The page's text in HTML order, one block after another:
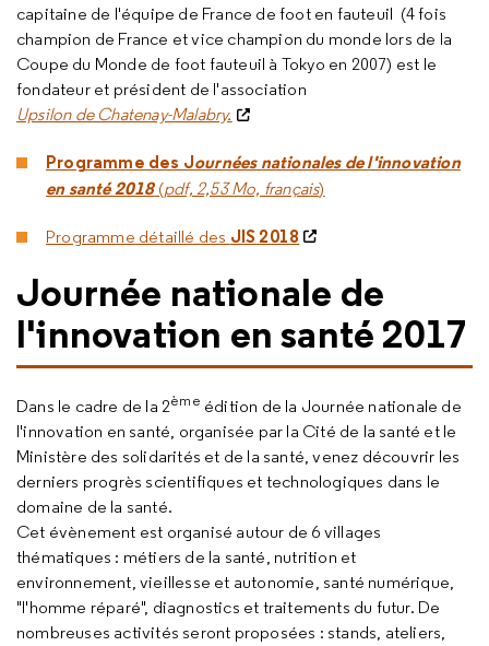
capitaine de l'équipe de France de foot en fauteuil (4 fois
champion de France et vice champion du monde lors de la
Coupe du Monde de foot fauteuil à Tokyo en 2007) est le
fondateur et président de l'association
Upsilon de Chatenay-Malabry.
Programme des Journées nationales de l'innovation
en santé 2018(pdf, 2,53 Mo, français)
Programme détaillé des JIS 2018
Journée nationale de
l'innovation en santé 2017
Dans le cadre de la 2ème édition de la Journée nationale de
l'innovation en santé, organisée par la Cité de la santé et le
Ministère des solidarités et de la santé, venez découvrir les
derniers progrès scientifiques et technologiques dans le
domaine de la santé.
Cet évènement est organisé autour de 6 villages
thématiques : métiers de la santé, nutrition et
environnement, vieillesse et autonomie, santé numérique,
"l'homme réparé", diagnostics et traitements du futur. De
nombreuses activités seront proposées : stands, ateliers,